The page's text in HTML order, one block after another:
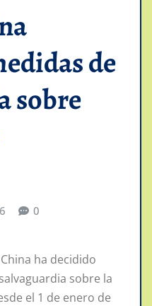
de
sobre
0
ha decidido
sobre la
el 1 de enero de